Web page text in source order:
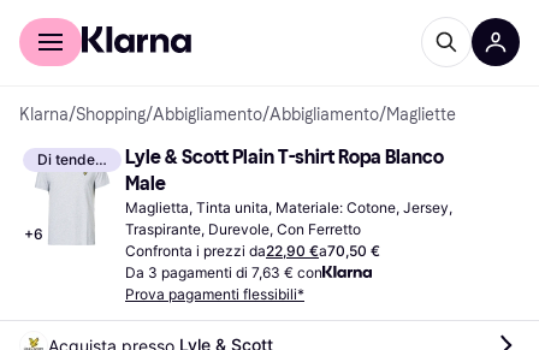
Per il tuo shopping
Klarna/Shopping/Abbigliamento/Abbigliamento/Magliette
Di tendenza
+6
Lyle & Scott Plain T-shirt Ropa Blanco
Male
Maglietta, Tinta unita, Materiale: Cotone, Jersey,
Traspirante, Durevole, Con Ferretto
Confronta i prezzi da22,90 €a70,50 €
Da 3 pagamenti di 7,63 € con
Prova pagamenti flessibili*
Acquista presso Lyle & Scott